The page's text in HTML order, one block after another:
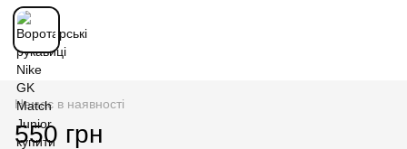
Немає в наявності
550 грн